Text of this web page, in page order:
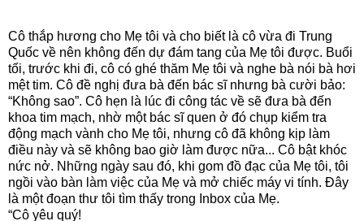
Cô thắp hương cho Mẹ tôi và cho biết là cô vừa đi Trung
Quốc về nên không đến dự đám tang của Mẹ tôi được. Buổi
tối, trước khi đi, cô có ghé thăm Mẹ tôi và nghe bà nói bà hơi
mệt tim. Cô đề nghị đưa bà đến bác sĩ nhưng bà cười bảo:
“Không sao”. Cô hẹn là lúc đi công tác về sẽ đưa bà đến
khoa tim mạch, nhờ một bác sĩ quen ở đó chụp kiểm tra
động mạch vành cho Mẹ tôi, nhưng cô đã không kịp làm
điều này và sẽ không bao giờ làm được nữa... Cô bật khóc
nức nở. Những ngày sau đó, khi gom đồ đạc của Mẹ tôi, tôi
ngồi vào bàn làm việc của Mẹ và mở chiếc máy vi tính. Đây
là một đoạn thư tôi tìm thấy trong Inbox của Mẹ.
“Cô yêu quý!